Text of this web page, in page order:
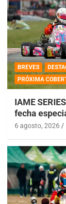
BREVES
PRÓXIMA
IAME
fecha
6 agosto, 2026